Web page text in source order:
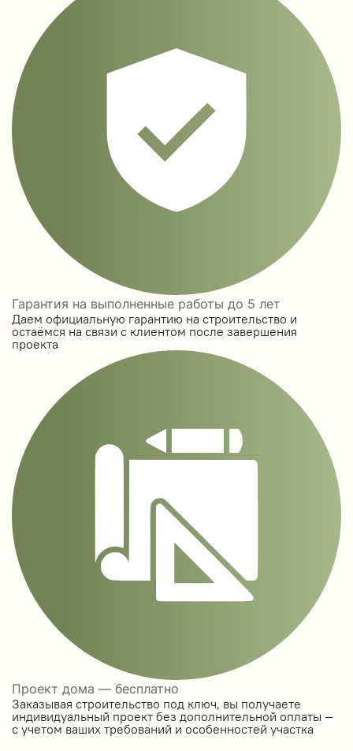
Гарантия на выполненные работы до 5 лет
Даем официальную гарантию на строительство и
остаёмся на связи с клиентом после завершения
проекта
Проект дома — бесплатно
Заказывая строительство под ключ, вы получаете
индивидуальный проект без дополнительной оплаты —
с учетом ваших требований и особенностей участка